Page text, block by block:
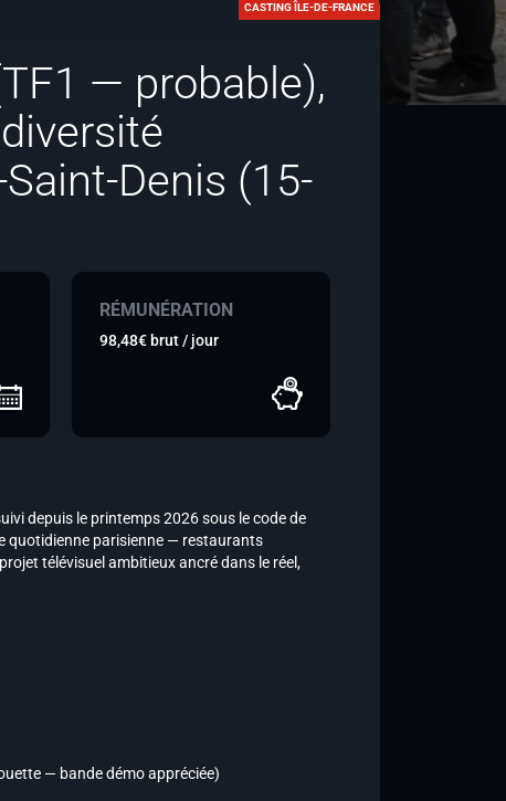
CASTING ÎLE-DE-FRANCE
— probable),
Denis (15-
RÉMUNÉRATION
98,48€ brut / jour
depuis le printemps 2026 sous le code de
quotidienne parisienne — restaurants
télévisuel ambitieux ancré dans le réel,
— bande démo appréciée)